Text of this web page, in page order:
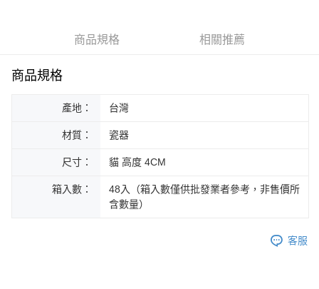
黑貓本島宅配
每筆NT$200，滿NT$1,000(含以上)免運費
黑貓外島宅配
商品規格 相關推薦
商品規格
產地： 台灣
材質： 瓷器
尺寸： 貓 高度 4CM
箱入數：
48入（箱入數僅供批發業者參考，非售價所
含數量）
客服